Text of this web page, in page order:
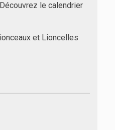
le calendrier
et Lioncelles